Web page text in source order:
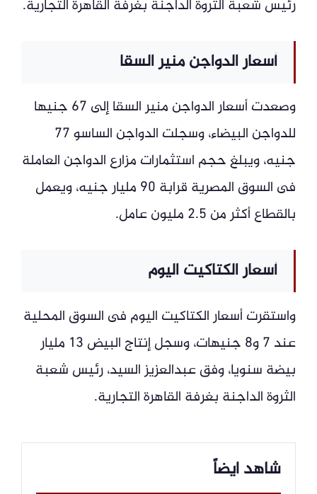
رئيس شعبة الثروة الداجنة بغرفة القاهرة التجارية.
أسعار الدواجن منير السقا
وصعدت أسعار الدواجن منير السقا إلى 67 جنيها
للدواجن البيضاء، وسجلت الدواجن الساسو 77
جنيه، ويبلغ حجم استثمارات مزارع الدواجن العاملة
فى السوق المصرية قرابة 90 مليار جنيه، ويعمل
بالقطاع أكثر من 2.5 مليون عامل.
أسعار الكتاكيت اليوم
واستقرت أسعار الكتاكيت اليوم فى السوق المحلية
عند 7 و8 جنيهات، وسجل إنتاج البيض 13 مليار
بيضة سنويا، وفق عبدالعزيز السيد، رئيس شعبة
الثروة الداجنة بغرفة القاهرة التجارية.
شاهد ايضاً